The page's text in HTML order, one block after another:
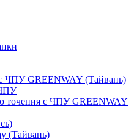
ЧПУ GREENWAY (Тайвань)
точения с ЧПУ GREENWAY
(Тайвань)